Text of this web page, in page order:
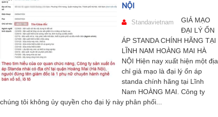
NỘI
Standavietnam
GIẢ MẠO
ĐẠI LÝ ỔN
ÁP STANDA CHÍNH HÃNG TẠI
LĨNH NAM HOÀNG MAI HÀ
NỘI Hiện nay xuất hiện một địa
chỉ giả mạo là đại lý ổn áp
standa chính hãng tại Lĩnh
Nam HOÀNG MAI. Công ty
chúng tôi không ủy quyền cho đại lý này phân phối...